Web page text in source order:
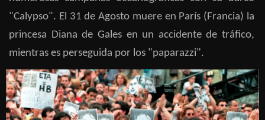
"Calypso". El 31 de Agosto muere en París (Francia) la
princesa Diana de Gales en un accidente de tráfico,
mientras es perseguida por los "paparazzi".